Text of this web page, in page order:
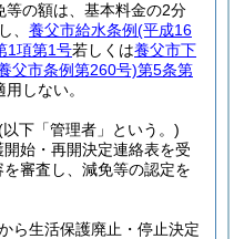
等の額は、基本料金の2分
、 養父市給水条例(平成16
1項第1号若しくは養父市下
父市条例第260号)第5条第
しない。
以下「管理者」という。)
始・再開決定連絡表を受
審査し、減免等の認定を
ら生活保護廃止・停止決定